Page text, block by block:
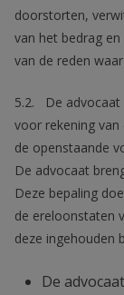
doorstorten,
van het bedrag
van de reden
5.2. De advocaat
voor rekening
de openstaande
De advocaat
Deze bepaling
de ereloonstaten
deze ingehouden
De